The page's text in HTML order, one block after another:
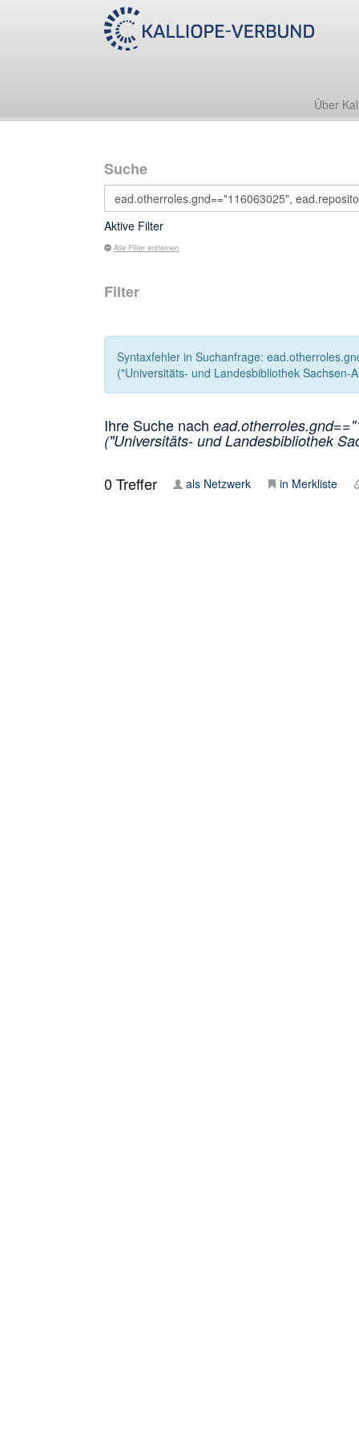
Über
Suche
Aktive Filter
Alle Filter entfernen
Filter
Syntaxfehler in Suchanfrage:
("Universitäts- und Landesbibliothek Sachsen-
Ihre Suche nach
("Universitäts- und Landesbibliothek
0Treffer als Netzwerk in Merkliste